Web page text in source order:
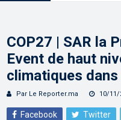
COP27 | SAR la
Event de haut
climatiques
Par Le Reporter.ma 10/11/
Facebook Twitter